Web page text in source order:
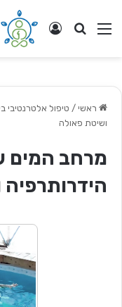
ניווט באתר
חפש התחבר
ראשי / טיפול אלטרנטיבי
ושיטת פאולה
מרחב המים